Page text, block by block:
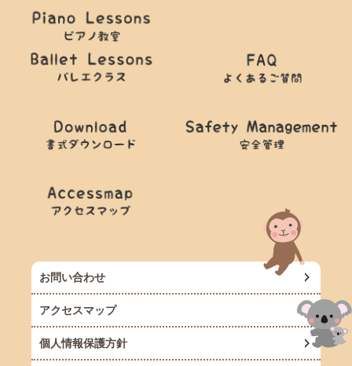
お問い合わせ
アクセスマップ
個人情報保護方針